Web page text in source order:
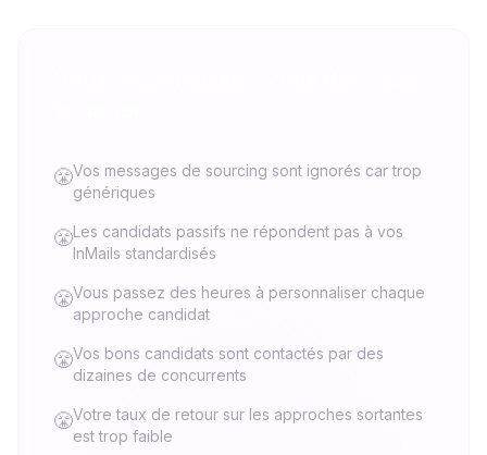
😤Vos messages de sourcing sont ignorés car trop
génériques
😤Les candidats passifs ne répondent pas à vos
InMails standardisés
😤Vous passez des heures à personnaliser chaque
approche candidat
😤Vos bons candidats sont contactés par des
dizaines de concurrents
😤Votre taux de retour sur les approches sortantes
est trop faible